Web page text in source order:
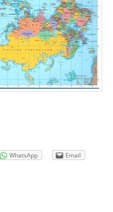
WhatsApp Email